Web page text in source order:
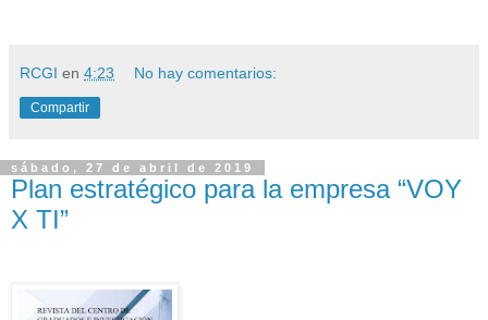
RCGI en 4:23 No hay comentarios:
Compartir
sábado, 27 de abril de 2019
Plan estratégico para la empresa “VOY
X TI”